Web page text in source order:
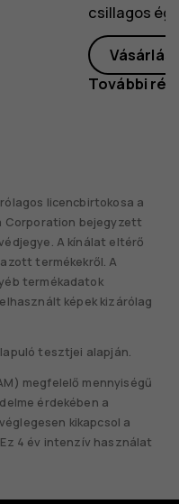
csillagos ég?
Vásárlás
További
licencbirtokosa a
Corporation bejegyzett
A kínálat eltérő
termékekről. A
termékadatok
képek kizárólag
tesztjei alapján.
megfelelő mennyiségű
érdekében a
kikapcsol a
4 év intenzív használat